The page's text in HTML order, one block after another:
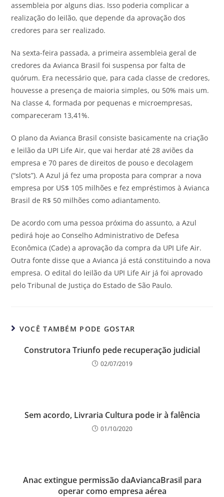
assembleia por alguns dias. Isso poderia complicar a
realização do leilão, que depende da aprovação dos
credores para ser realizado.
Na sexta-feira passada, a primeira assembleia geral de
credores da Avianca Brasil foi suspensa por falta de
quórum. Era necessário que, para cada classe de credores,
houvesse a presença de maioria simples, ou 50% mais um.
Na classe 4, formada por pequenas e microempresas,
compareceram 13,41%.
O plano da Avianca Brasil consiste basicamente na criação
e leilão da UPI Life Air, que vai herdar até 28 aviões da
empresa e 70 pares de direitos de pouso e decolagem
(“slots”). A Azul já fez uma proposta para comprar a nova
empresa por US$ 105 milhões e fez empréstimos à Avianca
Brasil de R$ 50 milhões como adiantamento.
De acordo com uma pessoa próxima do assunto, a Azul
pedirá hoje ao Conselho Administrativo de Defesa
Econômica (Cade) a aprovação da compra da UPI Life Air.
Outra fonte disse que a Avianca já está constituindo a nova
empresa. O edital do leilão da UPI Life Air já foi aprovado
pelo Tribunal de Justiça do Estado de São Paulo.
VOCÊ TAMBÉM PODE GOSTAR
Construtora Triunfo pede recuperação judicial
02/07/2019
Sem acordo, Livraria Cultura pode ir à falência
01/10/2020
Anac extingue permissão daAviancaBrasil para
operar como empresa aérea